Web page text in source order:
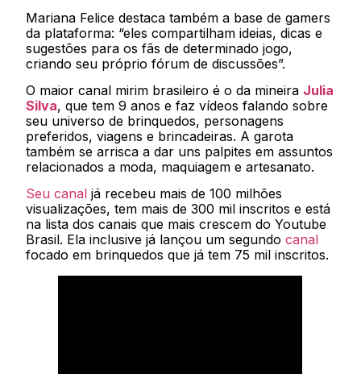
Mariana Felice destaca também a base de gamers
da plataforma: “eles compartilham ideias, dicas e
sugestões para os fãs de determinado jogo,
criando seu próprio fórum de discussões”.
O maior canal mirim brasileiro é o da mineira Julia
Silva, que tem 9 anos e faz vídeos falando sobre
seu universo de brinquedos, personagens
preferidos, viagens e brincadeiras. A garota
também se arrisca a dar uns palpites em assuntos
relacionados a moda, maquiagem e artesanato.
Seu canal já recebeu mais de 100 milhões
visualizações, tem mais de 300 mil inscritos e está
na lista dos canais que mais crescem do Youtube
Brasil. Ela inclusive já lançou um segundocanal
focado em brinquedos que já tem 75 mil inscritos.